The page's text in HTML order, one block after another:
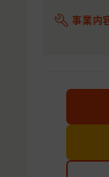
事業内